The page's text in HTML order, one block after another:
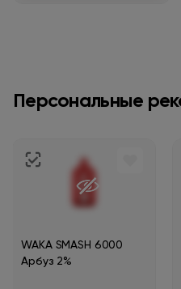
Персональные
WAKA SMASH 6000
Арбуз 2%